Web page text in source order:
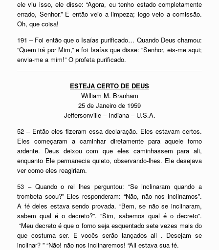
ele viu isso, ele disse: “Agora, eu tenho estado completamente
errado, Senhor.” E então veio a limpeza; logo veio a comissão.
Oh, que coisa!
191 – Foi então que o Isaías purificado… Quando Deus chamou:
“Quem irá por Mim,” e foi Isaías que disse: “Senhor, eis-me aqui;
envia-me a mim!” O profeta purificado.
ESTEJA CERTO DE DEUS
William M. Branham
25 de Janeiro de 1959
Jeffersonville – Indiana – U.S.A.
52 – Então eles fizeram essa declaração. Eles estavam certos.
Eles começaram a caminhar diretamente para aquele forno
ardente. Deus deixou com que eles caminhassem para ali,
enquanto Ele permanecia quieto, observando-lhes. Ele desejava
ver como eles reagiriam.
53 – Quando o rei lhes perguntou: “Se inclinaram quando a
trombeta soou?” Eles responderam: “Não, não nos inclinamos”.
A fé deles estava sendo provada. “Bem, se não se inclinaram,
sabem qual é o decreto?”. “Sim, sabemos qual é o decreto”.
“Meu decreto é que o forno seja esquentado sete vezes mais do
que costuma ser. E vocês serão lançados ali . Desejam se
inclinar? ” “Não! não nos inclinaremos! “Ali estava sua fé.